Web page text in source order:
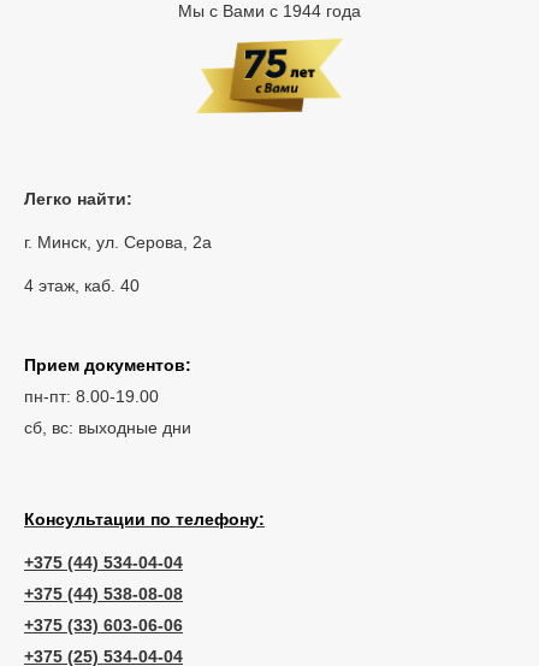
Мы с Вами с 1944 года
Легко найти:
г. Минск, ул. Серова, 2а
4 этаж, каб. 40
Прием документов:
пн-пт: 8.00-19.00
сб, вс: выходные дни
Консультации по телефону:
+375 (44) 534-04-04
+375 (44) 538-08-08
+375 (33) 603-06-06
+375 (25) 534-04-04